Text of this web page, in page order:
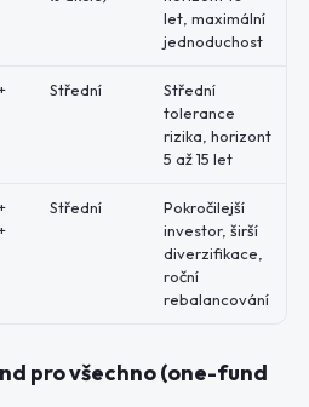
let, maximální
jednoduchost
Střední
Střední
tolerance
rizika, horizont
5 až 15 let
Střední
Pokročilejší
investor, širší
diverzifikace,
roční
rebalancování
pro všechno (one-fund